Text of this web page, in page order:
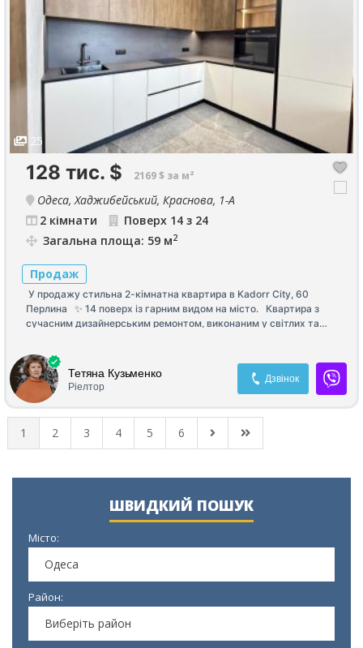
25
128 тис. $ 2169 $ за м²
Одеса, Хаджибейський, Краснова, 1-А
2 кімнати
Поверх 14 з 24
Загальна площа: 59 м2
Продаж
У продажу стильна 2-кімнатна квартира в Kadorr City, 60
Перлина ✨ 14 поверх із гарним видом на місто. Квартира з
сучасним дизайнерським ремонтом, виконаним у світлих та
комфортного життя: ✔️ Простора спальня ✔️ Дитяча кімната ✔️
Кухня-вітальня ✔️ Дві місткі гардеробні ✔️ Балкон з ремонтом,
який можна використовувати як зону відпочинку або робочий
простір У квартирі використані якісні матеріали, встановлені
сучасні меблі та техніка. Все готове для комфортного
Тетяна Кузьменко
Ріелтор
Дзвінок
1 2 3 4 5 6
ШВИДКИЙ ПОШУК
Місто:
Одеса
Район:
Виберіть район